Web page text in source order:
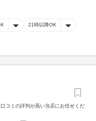
21時以降OK
コミの評判が高い当店にお任せくだ